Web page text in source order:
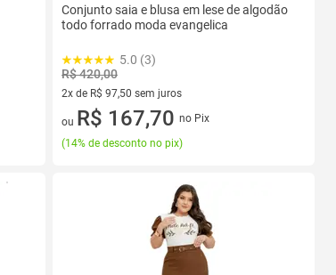
Conjunto saia e blusa em lese de algodão
todo forrado moda evangelica
5.0 (3)
R$ 420,00
2x de R$ 97,50 sem juros
2 vez de R$ 97,50 sem juros
ou R$ 167,70 no Pix
(14% de desconto no pix)